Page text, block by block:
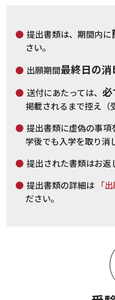
提出書類は、期間内に
さい。
出願期間最終日の消
送付にあたっては、
掲載されるまで控え（
提出書類に虚偽の事項
学後でも入学を取り消
提出された書類はお返
提出書類の詳細は 「
ださい。